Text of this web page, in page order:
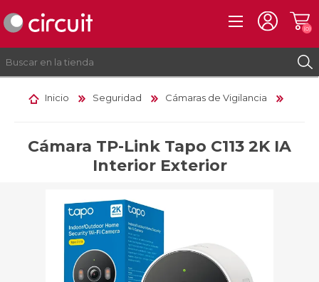
INICIAR SESIÓN
(0)
Inicio Seguridad Cámaras de Vigilancia
Cámara TP-Link Tapo C113 2K IA
Interior Exterior